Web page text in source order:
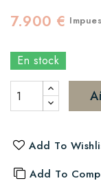
7.900 €
En stock
Add To
Add To